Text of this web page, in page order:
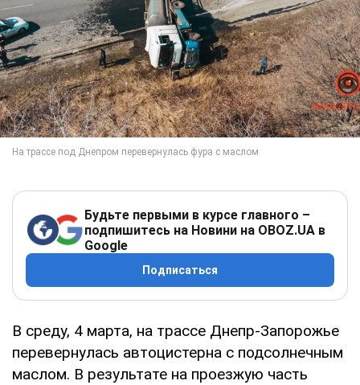
Будьте первыми в курсе главного –
подпишитесь на Новини на OBOZ.UA в
Google
Подписаться
В среду, 4 марта, на трассе Днепр-Запорожье
перевернулась автоцистерна с подсолнечным
маслом. В результате на проезжую часть